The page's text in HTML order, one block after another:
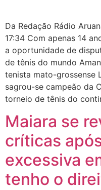
Da Redação Rádio
17:34 Com apenas 14
a oportunidade de
de tênis do mundo
tenista mato-grossense
sagrou-se campeão da
torneio de tênis do
Maiara se
críticas
excessiva
tenho o